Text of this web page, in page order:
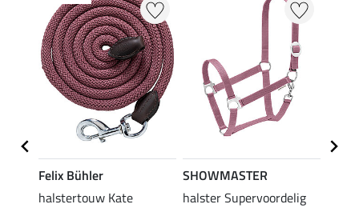
Felix Bühler
halstertouw Kate
SHOWMASTER
halster Supervoordelig